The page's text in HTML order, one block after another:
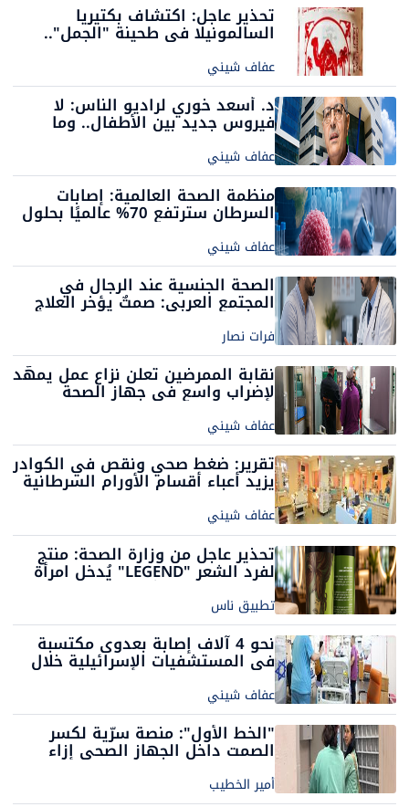
تحذير عاجل: اكتشاف بكتيريا
السالمونيلا في طحينة "الجمل"..
ووزارة الصحة تدعو إلى عدم
استهلاكها
عفاف شيني
د. أسعد خوري لراديو الناس: لا
فيروس جديد بين الأطفال.. وما
نشهده موجة موسمية معتادة
عفاف شيني
منظمة الصحة العالمية: إصابات
السرطان سترتفع 70% عالميًا بحلول
2050
عفاف شيني
الصحة الجنسية عند الرجال في
المجتمع العربي: صمتٌ يؤخر العلاج
ويضاعف المعاناة
فرات نصار
نقابة الممرضين تعلن نزاع عمل يمهّد
لإضراب واسع في جهاز الصحة
عفاف شيني
تقرير: ضغط صحي ونقص في الكوادر
يزيد أعباء أقسام الأورام السرطانية
في إسرائيل
عفاف شيني
تحذير عاجل من وزارة الصحة: منتج
لفرد الشعر "LEGEND" يُدخل امرأة
إلى العناية المكثفة
تطبيق ناس
نحو 4 آلاف إصابة بعدوى مكتسبة
في المستشفيات الإسرائيلية خلال
2025
عفاف شيني
"الخط الأول": منصة سرّية لكسر
الصمت داخل الجهاز الصحي إزاء
مضايقات عنصرية
أمير الخطيب